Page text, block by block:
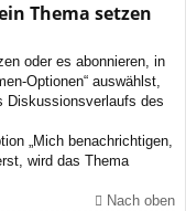
Thema setzen
oder es abonnieren, in
Optionen“ auswählst,
Diskussionsverlaufs des
„Mich benachrichtigen,
wird das Thema
Nach oben